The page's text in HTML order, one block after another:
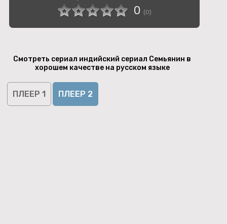
0 (0)
Смотреть сериал индийский сериал Семьянин в
хорошем качестве на русском языке
ПЛЕЕР 1 ПЛЕЕР 2